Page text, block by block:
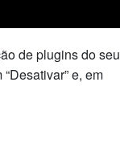
de plugins do seu
e, em